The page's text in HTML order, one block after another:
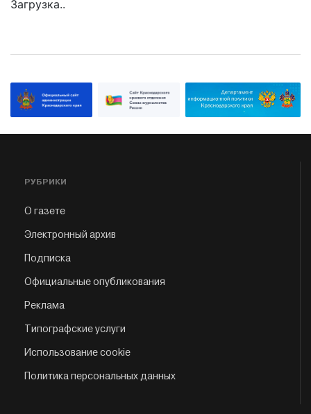
Загрузка..
РУБРИКИ
О газете
Электронный архив
Подписка
Официальные опубликования
Реклама
Типографские услуги
Использование cookie
Политика персональных данных